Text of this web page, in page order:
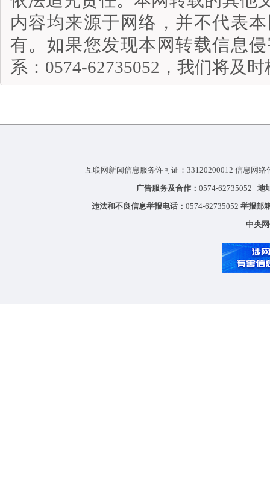
内容均来源于网络，并不代表
有。如果您发现本网转载信息
系：0574-62735052，我们将及
互联网新闻信息服务许可证：33120200012 信息网
广告服务及合作： 0574-62735052 地
违法和不良信息举报电话： 0574-62735052 举报邮
中央